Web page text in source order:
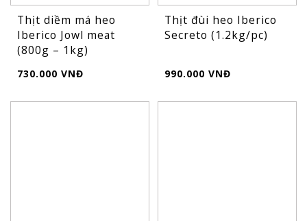
Thịt diềm má heo
Iberico Jowl meat
(800g – 1kg)
730.000 VNĐ
Thịt đùi heo Iberico
Secreto (1.2kg/pc)
990.000 VNĐ